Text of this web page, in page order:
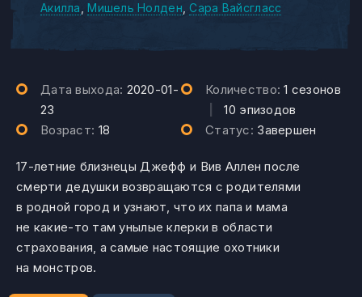
Акилла
Мишель Нолден Сара Вайсгласс
Дата выхода: 2020-01-
23
Количество:1 сезонов
|10 эпизодов
Возраст: 18 Статус: Завершен
17-летние близнецы Джефф и Вив Аллен после
смерти дедушки возвращаются с родителями
в родной город и узнают, что их папа и мама
не какие-то там унылые клерки в области
страхования, а самые настоящие охотники
на монстров.